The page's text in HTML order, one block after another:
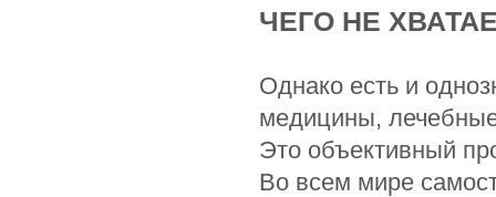
ЧЕГО НЕ
Однако есть и
медицины,
Это объективный
Во всем мире